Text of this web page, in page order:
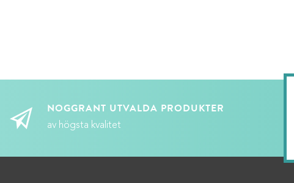
NOGGRANT UTVALDA PRODUKTER
av högsta kvalitet